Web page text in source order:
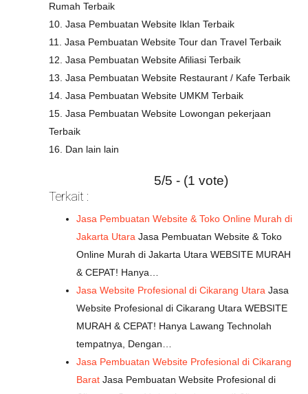
Rumah Terbaik
10. Jasa Pembuatan Website Iklan Terbaik
11. Jasa Pembuatan Website Tour dan Travel Terbaik
12. Jasa Pembuatan Website Afiliasi Terbaik
13. Jasa Pembuatan Website Restaurant / Kafe Terbaik
14. Jasa Pembuatan Website UMKM Terbaik
15. Jasa Pembuatan Website Lowongan pekerjaan
Terbaik
16. Dan lain lain
5/5 - (1 vote)
Terkait :
Jasa Pembuatan Website & Toko Online Murah di
Jakarta Utara Jasa Pembuatan Website & Toko
Online Murah di Jakarta Utara WEBSITE MURAH
& CEPAT! Hanya…
Jasa Website Profesional di Cikarang Utara Jasa
Website Profesional di Cikarang Utara WEBSITE
MURAH & CEPAT! Hanya Lawang Technolah
tempatnya, Dengan…
Jasa Pembuatan Website Profesional di Cikarang
Barat Jasa Pembuatan Website Profesional di